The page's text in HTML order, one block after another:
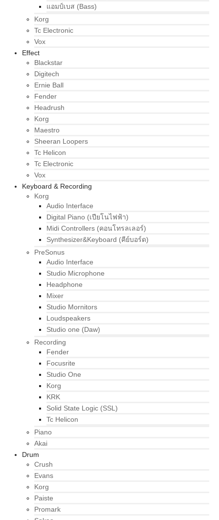
แอมป์เบส (Bass)
Korg
Tc Electronic
Vox
Effect
Blackstar
Digitech
Ernie Ball
Fender
Headrush
Korg
Maestro
Sheeran Loopers
Tc Helicon
Tc Electronic
Vox
Keyboard & Recording
Korg
Audio Interface
Digital Piano (เปียโนไฟฟ้า)
Midi Controllers (คอนโทรลเลอร์)
Synthesizer&Keyboard (คีย์บอร์ด)
PreSonus
Audio Interface
Studio Microphone
Headphone
Mixer
Studio Mornitors
Loudspeakers
Studio one (Daw)
Recording
Fender
Focusrite
Studio One
Korg
KRK
Solid State Logic (SSL)
Tc Helicon
Piano
Akai
Drum
Crush
Evans
Korg
Paiste
Promark